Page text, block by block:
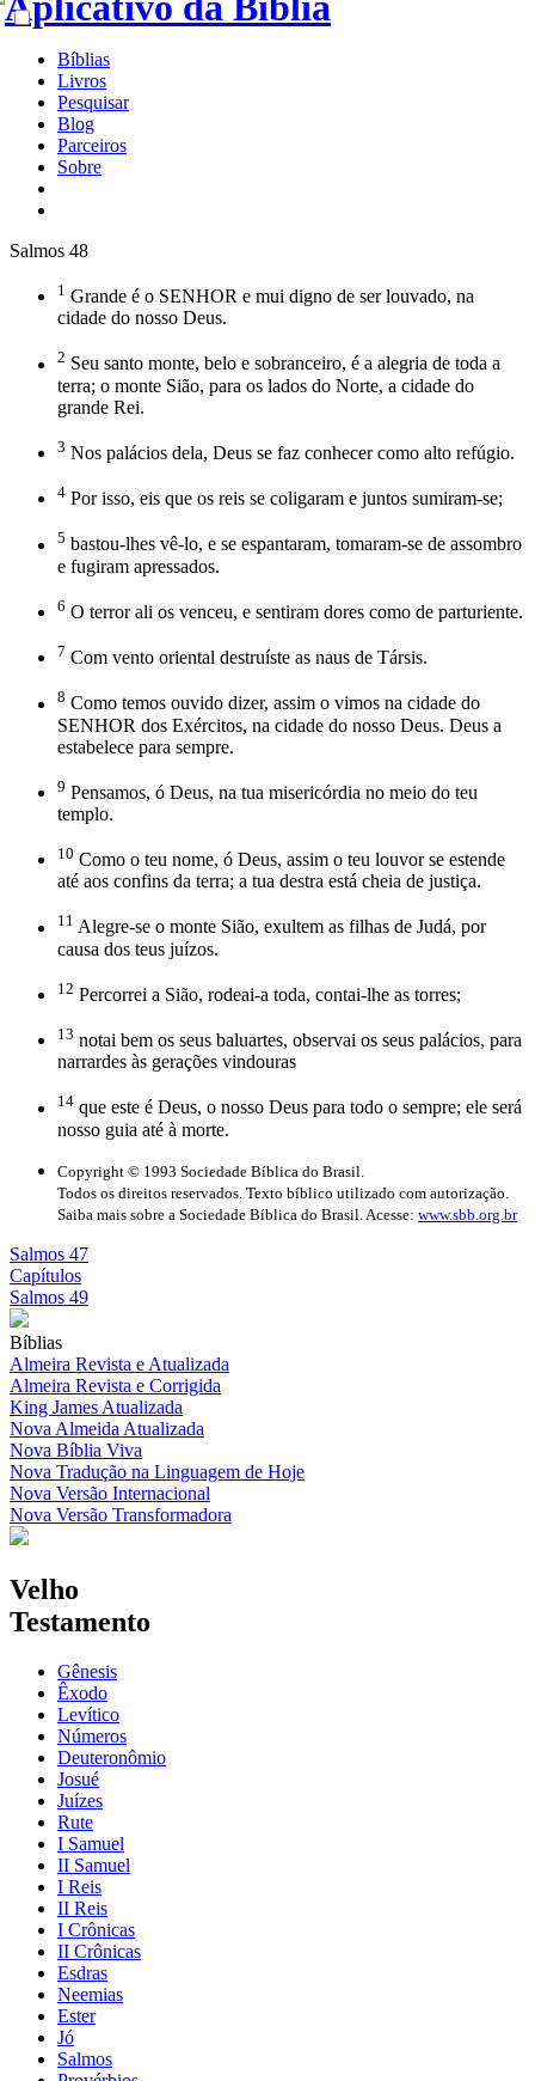
Bíblias
Livros
Pesquisar
Blog
Parceiros
Sobre
Salmos 48
1 Grande é o SENHOR e mui digno de ser louvado, na
cidade do nosso Deus.
2 Seu santo monte, belo e sobranceiro, é a alegria de toda a
terra; o monte Sião, para os lados do Norte, a cidade do
grande Rei.
3 Nos palácios dela, Deus se faz conhecer como alto refúgio.
4 Por isso, eis que os reis se coligaram e juntos sumiram-se;
5 bastou-lhes vê-lo, e se espantaram, tomaram-se de assombro
e fugiram apressados.
6 O terror ali os venceu, e sentiram dores como de parturiente.
7 Com vento oriental destruíste as naus de Társis.
8 Como temos ouvido dizer, assim o vimos na cidade do
SENHOR dos Exércitos, na cidade do nosso Deus. Deus a
estabelece para sempre.
9 Pensamos, ó Deus, na tua misericórdia no meio do teu
templo.
10 Como o teu nome, ó Deus, assim o teu louvor se estende
até aos confins da terra; a tua destra está cheia de justiça.
11 Alegre-se o monte Sião, exultem as filhas de Judá, por
causa dos teus juízos.
12 Percorrei a Sião, rodeai-a toda, contai-lhe as torres;
13 notai bem os seus baluartes, observai os seus palácios, para
narrardes às gerações vindouras
14 que este é Deus, o nosso Deus para todo o sempre; ele será
nosso guia até à morte.
Copyright © 1993 Sociedade Bíblica do Brasil.
Todos os direitos reservados. Texto bíblico utilizado com autorização.
Saiba mais sobre a Sociedade Bíblica do Brasil. Acesse: www.sbb.org.br
Salmos 47
Capítulos
Salmos 49
Bíblias
Almeira Revista e Atualizada
Almeira Revista e Corrigida
King James Atualizada
Nova Almeida Atualizada
Nova Bíblia Viva
Nova Tradução na Linguagem de Hoje
Nova Versão Internacional
Nova Versão Transformadora
Velho
Testamento
Gênesis
Êxodo
Levítico
Números
Deuteronômio
Josué
Juízes
Rute
I Samuel
II Samuel
I Reis
II Reis
I Crônicas
II Crônicas
Esdras
Neemias
Ester
Jó
Salmos